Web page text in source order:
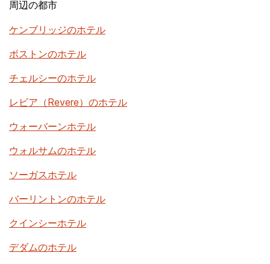
周辺の都市
ケンブリッジのホテル
ボストンのホテル
チェルシーのホテル
レビア（Revere）のホテル
ウォーバーンホテル
ウォルサムのホテル
ソーガスホテル
バーリントンのホテル
クインシーホテル
デダムのホテル